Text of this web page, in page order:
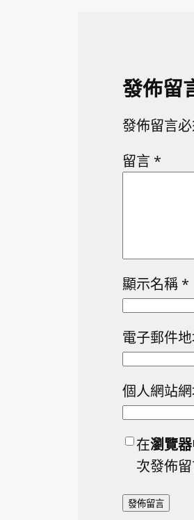
發佈留
發佈留言
留言 *
顯示名稱 *
電子郵件
個人網站
在瀏覽器
次發佈